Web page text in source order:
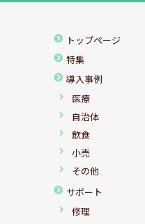
トップページ
特集
導入事例
医療
自治体
飲食
小売
その他
サポート
修理